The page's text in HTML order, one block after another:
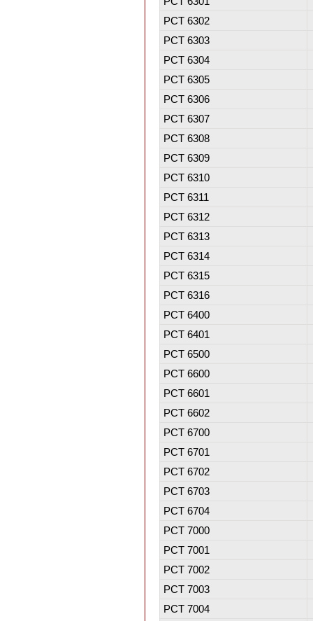
PCT 6302
PCT 6303
PCT 6304
PCT 6305
PCT 6306
PCT 6307
PCT 6308
PCT 6309
PCT 6310
PCT 6311
PCT 6312
PCT 6313
PCT 6314
PCT 6315
PCT 6316
PCT 6400
PCT 6401
PCT 6500
PCT 6600
PCT 6601
PCT 6602
PCT 6700
PCT 6701
PCT 6702
PCT 6703
PCT 6704
PCT 7000
PCT 7001
PCT 7002
PCT 7003
PCT 7004